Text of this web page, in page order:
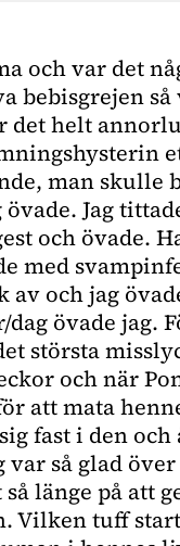
och var det
bebisgrejen så
det helt
man skulle
Jag
och övade.
med
och jag
övade jag.
största
och när
att mata
fast i den och
var så glad
länge på att
Vilken tuff